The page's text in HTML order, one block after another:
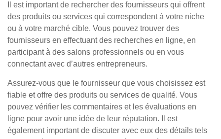
Il est important de rechercher des fournisseurs qui offrent
des produits ou services qui correspondent à votre niche
ou à votre marché cible. Vous pouvez trouver des
fournisseurs en effectuant des recherches en ligne, en
participant à des salons professionnels ou en vous
connectant avec d’autres entrepreneurs.
Assurez-vous que le fournisseur que vous choisissez est
fiable et offre des produits ou services de qualité. Vous
pouvez vérifier les commentaires et les évaluations en
ligne pour avoir une idée de leur réputation. Il est
également important de discuter avec eux des détails tels